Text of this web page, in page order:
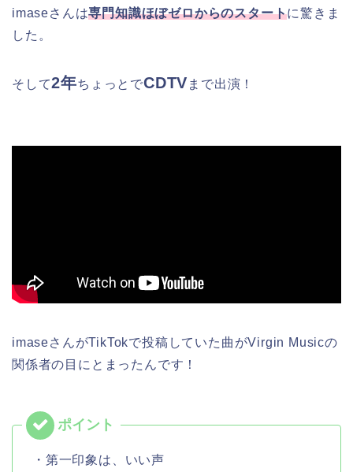
imaseさんは専門知識ほぼゼロからのスタートに驚きま
した。
そして2年ちょっとでCDTV まで出演！
imaseさんがTikTokで投稿していた曲がVirgin Musicの
関係者の目にとまったんです！
・第一印象は、いい声